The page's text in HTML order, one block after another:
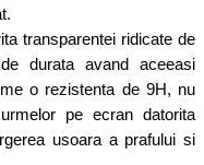
transparentei ridicate de
durata avand aceeasi
o rezistenta de 9H, nu
pe ecran datorita
usoara a prafului si